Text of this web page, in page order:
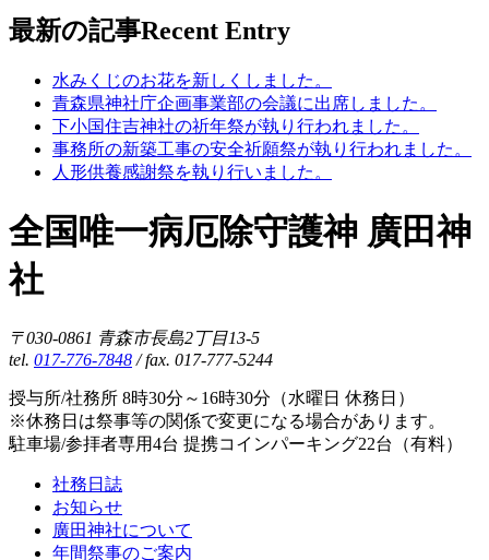
最新の記事Recent Entry
水みくじのお花を新しくしました。
青森県神社庁企画事業部の会議に出席しました。
下小国住吉神社の祈年祭が執り行われました。
事務所の新築工事の安全祈願祭が執り行われました。
人形供養感謝祭を執り行いました。
全国唯一病厄除守護神 廣田神
社
〒030-0861 青森市長島2丁目13-5
tel. 017-776-7848 / fax. 017-777-5244
授与所/社務所 8時30分～16時30分（水曜日 休務日）
※休務日は祭事等の関係で変更になる場合があります。
駐車場/参拝者専用4台 提携コインパーキング22台（有料）
社務日誌
お知らせ
廣田神社について
年間祭事のご案内